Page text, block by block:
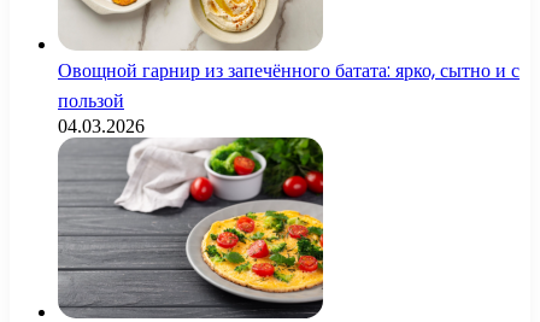
Овощной гарнир из запечённого батата: ярко, сытно и с
пользой
04.03.2026